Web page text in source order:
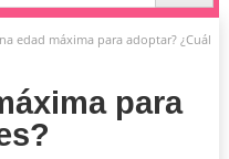
edad máxima para adoptar? ¿Cuál
para